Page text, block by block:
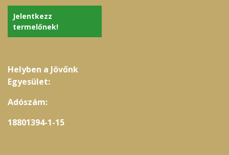
Jelentkezz
termelőnek!
Helyben a Jövőnk
Egyesület:
Adószám:
18801394-1-15